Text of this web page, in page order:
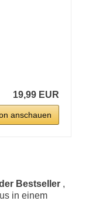
19,99 EUR
anschauen
Bestseller ,
in einem